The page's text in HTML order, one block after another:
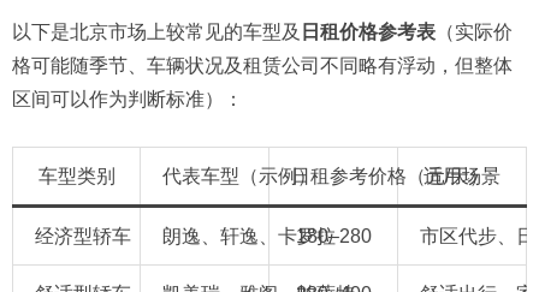
以下是北京市场上较常见的车型及 日租价格参考表 （实际价
格可能随季节、车辆状况及租赁公司不同略有浮动，但整体
区间可以作为判断标准）：
车型类别 代表车型（示例）日租参考价格（元/天）
适用场景
经济型轿车 朗逸、轩逸、卡罗拉180–280 市区代步、